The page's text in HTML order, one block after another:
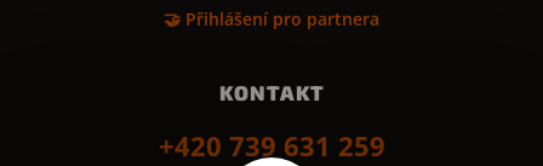
🤝 Přihlášení pro partnera
KONTAKT
+420 739 631 259